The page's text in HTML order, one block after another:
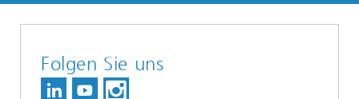
Folgen Sie uns